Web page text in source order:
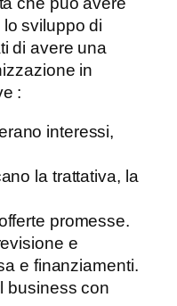
sviluppo di
di avere una
in
:
interessi,
la trattativa, la
promesse.
e
e finanziamenti.
business con